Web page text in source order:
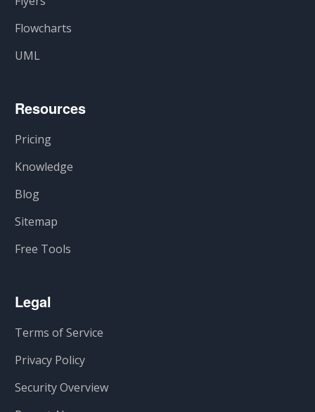
Flowcharts
UML
Resources
Pricing
Knowledge
Blog
Sitemap
Free Tools
Legal
Terms of Service
Privacy Policy
Security Overview